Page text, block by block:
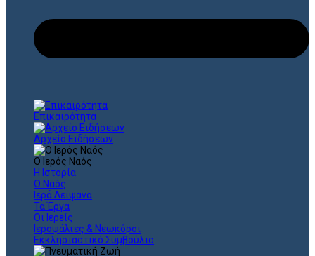
Επικαιρότητα
Αρχείο Ειδήσεων
Ο Ιερός Ναός
Η Ιστορία
Ο Ναός
Ιερά Λείψανα
Τα Έργα
Οι Ιερείς
Ιεροψάλτες & Νεωκόροι
Εκκλησιαστικό Συμβούλιο